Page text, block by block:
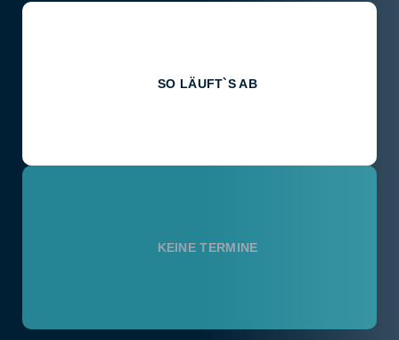
SO LÄUFT`S AB
KEINE TERMINE